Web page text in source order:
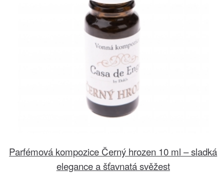
Parfémová kompozice Černý hrozen 10 ml – sladká
elegance a šťavnatá svěžest